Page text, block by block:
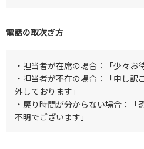
電話の取次ぎ方
・担当者が在席の場合：「少々お
・担当者が不在の場合：「申し
外しております」
・戻り時間が分からない場合：「
不明でございます」